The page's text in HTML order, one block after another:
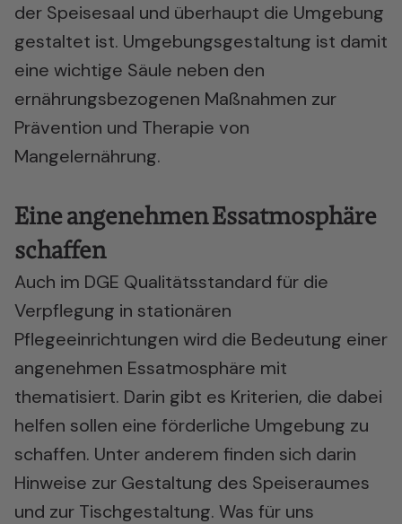
der Speisesaal und überhaupt die Umgebung
gestaltet ist. Umgebungsgestaltung ist damit
eine wichtige Säule neben den
ernährungsbezogenen Maßnahmen zur
Prävention und Therapie von
Mangelernährung.
Eine angenehmen Essatmosphäre
schaffen
Auch im DGE Qualitätsstandard für die
Verpflegung in stationären
Pflegeeinrichtungen wird die Bedeutung einer
angenehmen Essatmosphäre mit
thematisiert. Darin gibt es Kriterien, die dabei
helfen sollen eine förderliche Umgebung zu
schaffen. Unter anderem finden sich darin
Hinweise zur Gestaltung des Speiseraumes
und zur Tischgestaltung. Was für uns